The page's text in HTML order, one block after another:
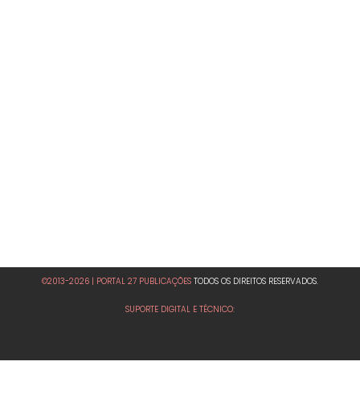
©2013-2026 | PORTAL 27 PUBLICAÇÕES TODOS OS DIREITOS RESERVADOS.
SUPORTE DIGITAL E TÉCNICO: